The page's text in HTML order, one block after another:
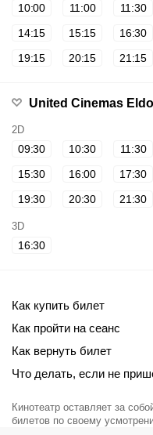
10:00 11:00 11:30
14:15
15:15 16:30
19:15
20:15 21:15
United Cinemas
2D
09:30 10:30 11:30
15:30
16:00 17:30
19:30
20:30 21:30
3D
16:30
Как купить билет
Как пройти на сеанс
Как вернуть билет
Что делать, если не
Кинотеатр оставляет за
билетов по своему